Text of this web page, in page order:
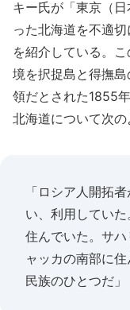
キー氏が「東京（
った北海道を不適
を紹介している。
境を択捉島と得撫
領だとされた1855
北海道について次の
「ロシア人開拓
い、利用してい
住んでいた。サ
ャッカの南部に
民族のひとつだ」